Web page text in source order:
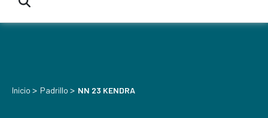
Inicio > Padrillo > NN 23 KENDRA